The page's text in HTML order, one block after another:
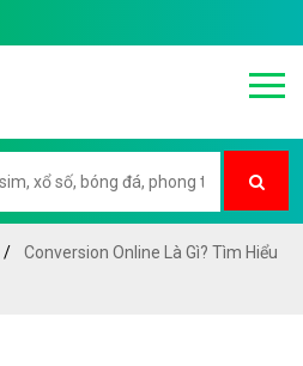
Conversion Online Là Gì? Tìm Hiểu